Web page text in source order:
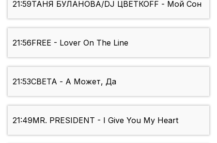
21:59ТАНЯ БУЛАНОВА/DJ ЦВЕТКОFF - Мой Сон
21:56FREE - Lover On The Line
21:53СВЕТА - А Может, Да
21:49MR. PRESIDENT - I Give You My Heart